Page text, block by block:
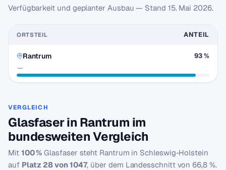
Verfügbarkeit und geplanter Ausbau — Stand 15. Mai 2026.
ORTSTEIL ANTEIL
Rantrum
—
93 %
VERGLEICH
Glasfaser in Rantrum im
bundesweiten Vergleich
Mit 100 % Glasfaser steht Rantrum in Schleswig-Holstein
auf Platz 28 von 1047, über dem Landesschnitt von 66,8 %.